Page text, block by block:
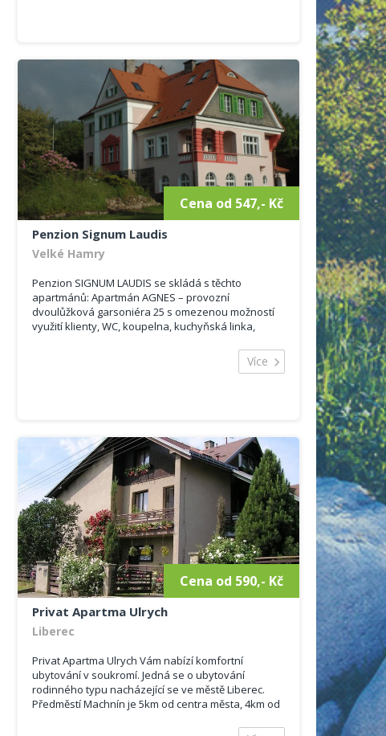
Cena od 547,- Kč
Penzion Signum Laudis
Velké Hamry
Penzion SIGNUM LAUDIS se skládá s těchto
apartmánů: Apartmán AGNES – provozní
dvoulůžková garsoniéra 25 s omezenou možností
využití klienty, WC, koupelna, kuchyňská linka,
Více
Cena od 590,- Kč
Privat Apartma Ulrych
Liberec
Privat Apartma Ulrych Vám nabízí komfortní
ubytování v soukromí. Jedná se o ubytování
rodinného typu nacházející se ve městě Liberec.
Předměstí Machnín je 5km od centra města, 4km od